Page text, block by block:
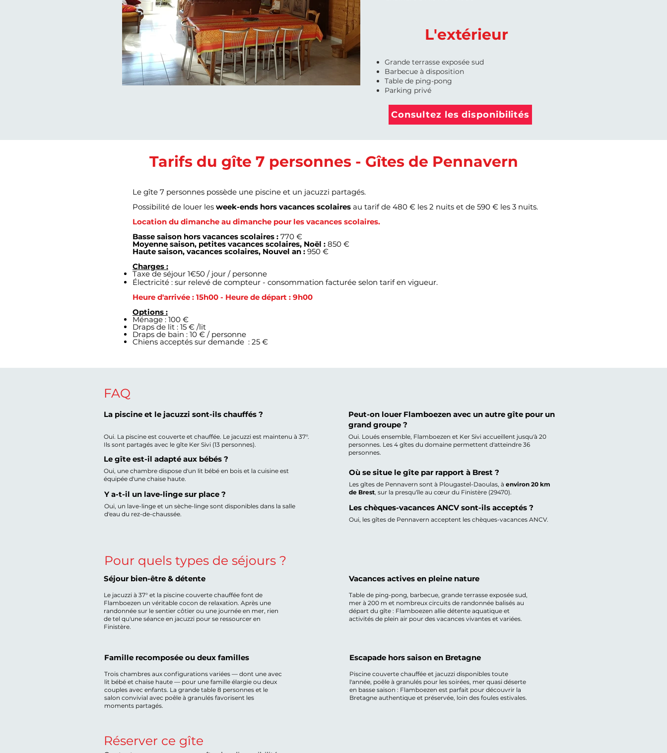
L'extérieur
Grande terrasse exposée sud
Barbecue à disposition
Table de ping-pong
Parking privé
Consultez les disponibilités
Tarifs du gîte 7 personnes - Gîtes de Pennavern
Le gîte 7 personnes possède une piscine et un jacuzzi partagés.
Possibilité de louer les week-ends hors vacances scolaires au tarif de 480 € les 2 nuits et de 590 € les 3 nuits.
Location du dimanche au dimanche pour les vacances scolaires.
Basse saison hors vacances scolaires : 770 €
Moyenne saison, petites vacances scolaires, Noël : 850 €
Haute saison, vacances scolaires, Nouvel an : 950 €
Charges :
Taxe de séjour 1€50 / jour / personne
Électricité : sur relevé de compteur - consommation facturée selon tarif en vigueur.
Heure d'arrivée : 15h00 - Heure de départ : 9h00
Options :
Ménage : 100 €
Draps de lit : 15 € /lit
Draps de bain : 10 € / personne
Chiens acceptés sur demande : 25 €
FAQ
La piscine et le jacuzzi sont-ils chauffés ?
Oui. La piscine est couverte et chauffée. Le jacuzzi est maintenu à 37°.
Ils sont partagés avec le gîte Ker Sivi (13 personnes).
Le gîte est-il adapté aux bébés ?
Oui, une chambre dispose d'un lit bébé en bois et la cuisine est
équipée d'une chaise haute.
Y a-t-il un lave-linge sur place ?
Oui, un lave-linge et un sèche-linge sont disponibles dans la salle
d'eau du rez-de-chaussée.
Peut-on louer Flamboezen avec un autre gîte pour un
grand groupe ?
Oui. Loués ensemble, Flamboezen et Ker Sivi accueillent jusqu'à 20
personnes. Les 4 gîtes du domaine permettent d'atteindre 36
personnes.
Où se situe le gîte par rapport à Brest ?
Les gîtes de Pennavern sont à Plougastel-Daoulas, à environ 20 km
de Brest, sur la presqu'île au cœur du Finistère (29470).
Les chèques-vacances ANCV sont-ils acceptés ?
Oui, les gîtes de Pennavern acceptent les chèques-vacances ANCV.
Pour quels types de séjours ?
Séjour bien-être & détente
Le jacuzzi à 37° et la piscine couverte chauffée font de
Flamboezen un véritable cocon de relaxation. Après une
randonnée sur le sentier côtier ou une journée en mer, rien
de tel qu'une séance en jacuzzi pour se ressourcer en
Finistère.
Famille recomposée ou deux familles
Trois chambres aux configurations variées — dont une avec
lit bébé et chaise haute — pour une famille élargie ou deux
couples avec enfants. La grande table 8 personnes et le
salon convivial avec poêle à granulés favorisent les
moments partagés.
Vacances actives en pleine nature
Table de ping-pong, barbecue, grande terrasse exposée sud,
mer à 200 m et nombreux circuits de randonnée balisés au
départ du gîte : Flamboezen allie détente aquatique et
activités de plein air pour des vacances vivantes et variées.
Escapade hors saison en Bretagne
Piscine couverte chauffée et jacuzzi disponibles toute
l'année, poêle à granulés pour les soirées, mer quasi déserte
en basse saison : Flamboezen est parfait pour découvrir la
Bretagne authentique et préservée, loin des foules estivales.
Réserver ce gîte